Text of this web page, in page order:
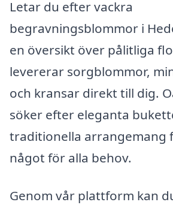
Letar du efter vackra
begravningsblommor i
en översikt över pålitliga
levererar sorgblommor,
och kransar direkt till dig.
söker efter eleganta
traditionella arrangemang
något för alla behov.
Genom vår plattform kan